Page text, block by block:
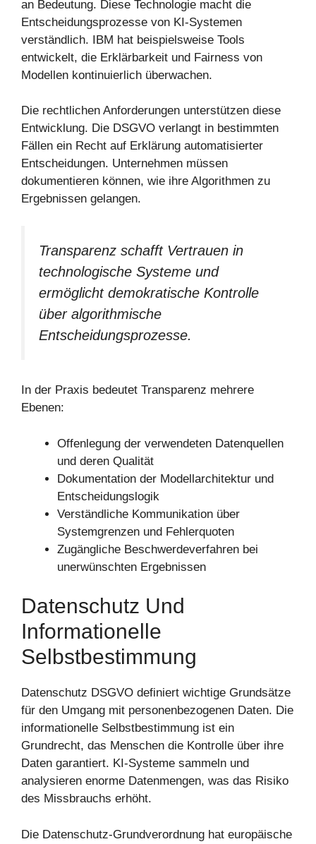
an Bedeutung. Diese Technologie macht die
Entscheidungsprozesse von KI-Systemen
verständlich. IBM hat beispielsweise Tools
entwickelt, die Erklärbarkeit und Fairness von
Modellen kontinuierlich überwachen.
Die rechtlichen Anforderungen unterstützen diese
Entwicklung. Die DSGVO verlangt in bestimmten
Fällen ein Recht auf Erklärung automatisierter
Entscheidungen. Unternehmen müssen
dokumentieren können, wie ihre Algorithmen zu
Ergebnissen gelangen.
Transparenz schafft Vertrauen in
technologische Systeme und
ermöglicht demokratische Kontrolle
über algorithmische
Entscheidungsprozesse.
In der Praxis bedeutet Transparenz mehrere
Ebenen:
Offenlegung der verwendeten Datenquellen
und deren Qualität
Dokumentation der Modellarchitektur und
Entscheidungslogik
Verständliche Kommunikation über
Systemgrenzen und Fehlerquoten
Zugängliche Beschwerdeverfahren bei
unerwünschten Ergebnissen
Datenschutz Und
Informationelle
Selbstbestimmung
Datenschutz DSGVO definiert wichtige Grundsätze
für den Umgang mit personenbezogenen Daten. Die
informationelle Selbstbestimmung ist ein
Grundrecht, das Menschen die Kontrolle über ihre
Daten garantiert. KI-Systeme sammeln und
analysieren enorme Datenmengen, was das Risiko
des Missbrauchs erhöht.
Die Datenschutz-Grundverordnung hat europäische